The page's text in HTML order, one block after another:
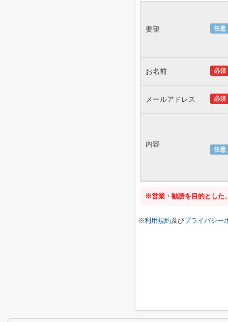
任意
要望
必須
お名前
必須
メールアドレス
任意
内容
※営業・勧誘を目的とした
※利用規約及びプライバシー